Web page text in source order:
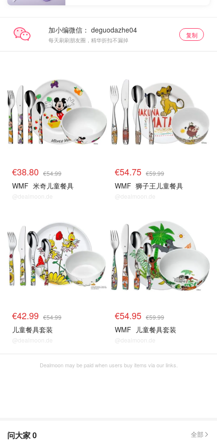
加小编微信：
每天刷刷朋友圈，精华折扣不漏掉
复制
€38.80 €54.99
WMF 米奇儿童餐具
@dealmoon.de
€54.75 €59.99
WMF 狮子王儿童餐具
@dealmoon.de
€42.99 €54.99
儿童餐具套装
@dealmoon.de
€54.95 €59.99
WMF 儿童餐具套装
@dealmoon.de
Dealmoon may be paid when users buy items via our links.
问大家0 全部